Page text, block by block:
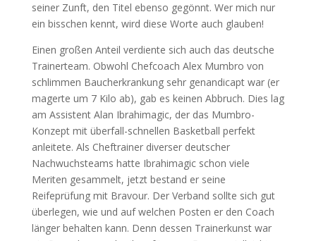
seiner Zunft, den Titel ebenso gegönnt. Wer mich nur
ein bisschen kennt, wird diese Worte auch glauben!
Einen großen Anteil verdiente sich auch das deutsche
Trainerteam. Obwohl Chefcoach Alex Mumbro von
schlimmen Baucherkrankung sehr genandicapt war (er
magerte um 7 Kilo ab), gab es keinen Abbruch. Dies lag
am Assistent Alan Ibrahimagic, der das Mumbro-
Konzept mit überfall-schnellen Basketball perfekt
anleitete. Als Cheftrainer diverser deutscher
Nachwuchsteams hatte Ibrahimagic schon viele
Meriten gesammelt, jetzt bestand er seine
Reifeprüfung mit Bravour. Der Verband sollte sich gut
überlegen, wie und auf welchen Posten er den Coach
länger behalten kann. Denn dessen Trainerkunst war